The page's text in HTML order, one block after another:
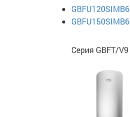
GBFU120SIMB6
GBFU150SIMB6
Серия GBFT/V9